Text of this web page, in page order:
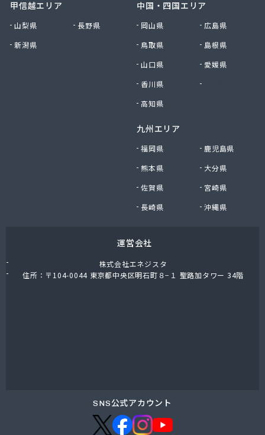
上野ガス 上津サービス店
上野ガス 新居サービス店
上野ガス 西島サービス店
上野ガス 島ケ原サービス店
石井燃商 鈴鹿営業所
甲信越エリア
山梨県
長野県
新潟県
中国・四国エリア
岡山県
広島県
鳥取県
島根県
山口県
愛媛県
香川県
高知県
九州エリア
福岡県
鹿児島県
熊本県
大分県
佐賀県
宮崎県
長崎県
沖縄県
運営会社
株式会社エネジスタ
住所：〒104-0044 東京都中央区明石町８−１ 聖路加タワー 34階
SNS公式アカウント